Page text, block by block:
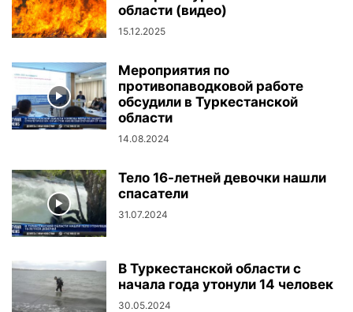
области (видео)
15.12.2025
Мероприятия по
противопаводковой работе
обсудили в Туркестанской
области
14.08.2024
Тело 16-летней девочки нашли
спасатели
31.07.2024
В Туркестанской области с
начала года утонули 14 человек
30.05.2024